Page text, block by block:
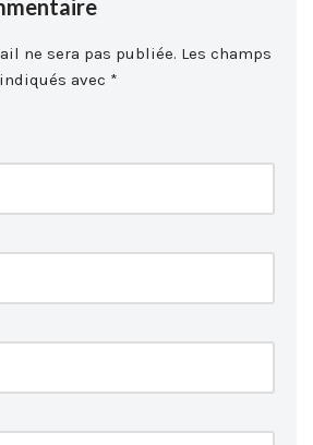
ne sera pas publiée. Les champs
avec *